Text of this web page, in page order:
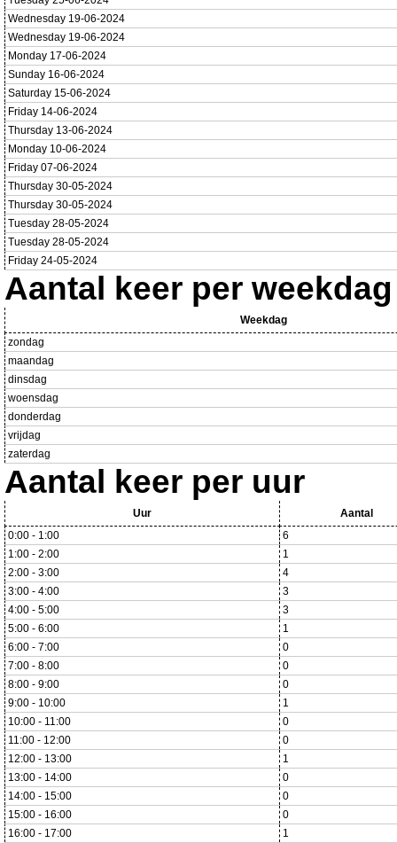
Wednesday 19-06-2024
Wednesday 19-06-2024
Monday 17-06-2024
Sunday 16-06-2024
Saturday 15-06-2024
Friday 14-06-2024
Thursday 13-06-2024
Monday 10-06-2024
Friday 07-06-2024
Thursday 30-05-2024
Thursday 30-05-2024
Tuesday 28-05-2024
Tuesday 28-05-2024
Friday 24-05-2024
Aantal keer per weekdag
Weekdag
zondag
maandag
dinsdag
woensdag
donderdag
vrijdag
zaterdag
Aantal keer per uur
Uur
Aantal
0:00 - 1:00
6
1:00 - 2:00
1
2:00 - 3:00
4
3:00 - 4:00
3
4:00 - 5:00
3
5:00 - 6:00
1
6:00 - 7:00
0
7:00 - 8:00
0
8:00 - 9:00
0
9:00 - 10:00
1
10:00 - 11:00
0
11:00 - 12:00
0
12:00 - 13:00
1
13:00 - 14:00
0
14:00 - 15:00
0
15:00 - 16:00
0
16:00 - 17:00
1